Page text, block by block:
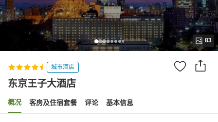
83
城市酒店
东京王子大酒店
概况 客房及住宿套餐 评论 基本信息